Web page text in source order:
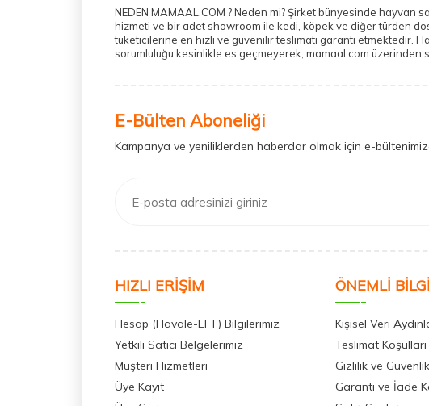
NEDEN MAMAAL.COM ? Neden mi? Şirket bünyesinde hayvan
hizmeti ve bir adet showroom ile kedi, köpek ve diğer türden
tüketicilerine en hızlı ve güvenilir teslimatı garanti etmektedir.
sorumluluğu kesinlikle es geçmeyerek, mamaal.com üzerinden
E-Bülten Aboneliği
Kampanya ve yeniliklerden haberdar olmak için e-
HIZLI ERİŞİM
Hesap (Havale-EFT) Bilgilerimiz
Yetkili Satıcı Belgelerimiz
Müşteri Hizmetleri
Üye Kayıt
ÖNEMLİ
Kişisel Veri
Teslimat Koşulları
Gizlilik ve Güvenlik
Garanti ve İade